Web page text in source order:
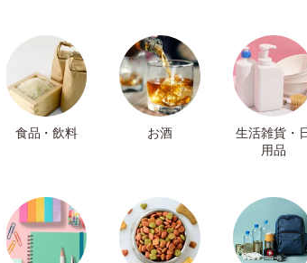
食品・飲料 お酒
生活雑貨・
用品